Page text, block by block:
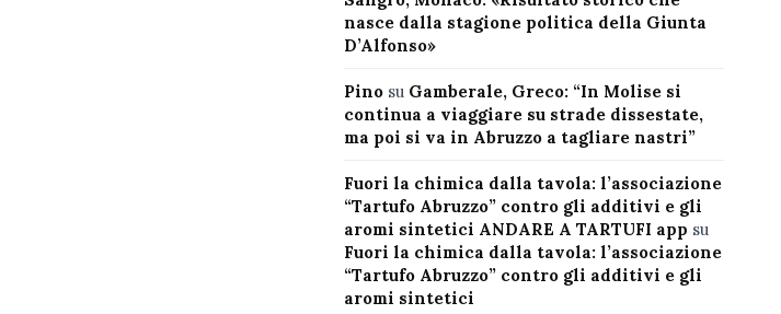
nasce dalla stagione politica della Giunta
D’Alfonso»
Pinosu Gamberale, Greco: “In Molise si
continua a viaggiare su strade dissestate,
ma poi si va in Abruzzo a tagliare nastri”
Fuori la chimica dalla tavola: l’associazione
“Tartufo Abruzzo” contro gli additivi e gli
aromi sintetici ANDARE A TARTUFI app su
Fuori la chimica dalla tavola: l’associazione
“Tartufo Abruzzo” contro gli additivi e gli
aromi sintetici